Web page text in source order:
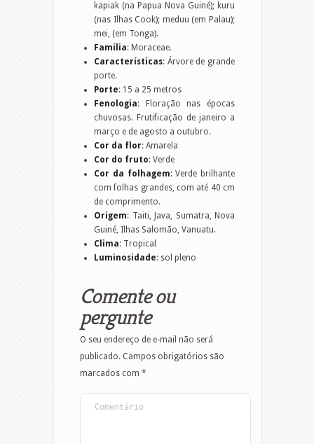
kapiak (na Papua Nova Guiné); kuru
(nas Ilhas Cook); meduu (em Palau);
mei, (em Tonga).
Família: Moraceae.
Características: Árvore de grande
porte.
Porte: 15 a 25 metros
Fenologia: Floração nas épocas
chuvosas. Frutificação de janeiro a
março e de agosto a outubro.
Cor da flor: Amarela
Cor do fruto: Verde
Cor da folhagem: Verde brilhante
com folhas grandes, com até 40 cm
de comprimento.
Origem: Taiti, Java, Sumatra, Nova
Guiné, Ilhas Salomão, Vanuatu.
Clima: Tropical
Luminosidade: sol pleno
Comente ou
pergunte
O seu endereço de e-mail não será
publicado. Campos obrigatórios são
marcados com *